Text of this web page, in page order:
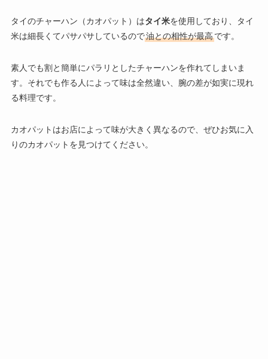
タイのチャーハン（カオパット）はタイ米を使用しており、タイ
米は細長くてパサパサしているので油との相性が最高です。
素人でも割と簡単にパラリとしたチャーハンを作れてしまいま
す。それでも作る人によって味は全然違い、腕の差が如実に現れ
る料理です。
カオパットはお店によって味が大きく異なるので、ぜひお気に入
りのカオパットを見つけてください。